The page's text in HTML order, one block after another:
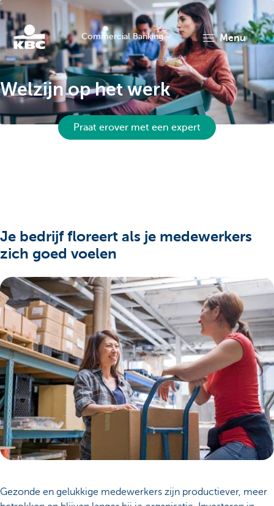
KBC
Commercial Banking menu
Welzijn op het werk
Praat erover met een expert
Je bedrijf floreert als je medewerkers
zich goed voelen
Gezonde en gelukkige medewerkers zijn productiever, meer